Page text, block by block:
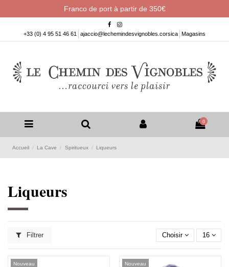
Franco de port à partir de 350€
+33 (0) 4 95 51 46 61 ajaccio@lechemindesvignobles.corsica Magasins
0
Accueil La Cave Spiritueux Liqueurs
Liqueurs
Filtrer Choisir 16
Nouveau Nouveau